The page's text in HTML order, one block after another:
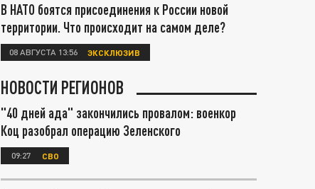
В НАТО боятся присоединения к России новой
территории. Что происходит на самом деле?
08 АВГУСТА 13:56 ЭКСКЛЮЗИВ
НОВОСТИ РЕГИОНОВ
"40 дней ада" закончились провалом: военкор
Коц разобрал операцию Зеленского
09:27 СВО